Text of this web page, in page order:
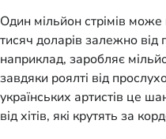
Один мільйон стрімів може
тисяч доларів залежно
наприклад, заробляє
завдяки роялті від
українських артистів це
від хітів, які крутять за